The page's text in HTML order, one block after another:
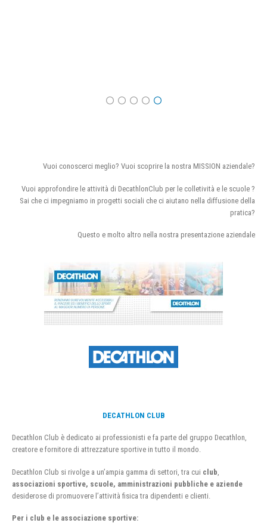
Vuoi conoscerci meglio? Vuoi scoprire la nostra MISSION aziendale?
Vuoi approfondire le attività di DecathlonClub per le colletività e le scuole ?
Sai che ci impegniamo in progetti sociali che ci aiutano nella diffusione della
pratica?
Questo e molto altro nella nostra presentazione aziendale
DECATHLON CLUB
Decathlon Club è dedicato ai professionisti e fa parte del gruppo Decathlon,
creatore e fornitore di attrezzature sportive in tutto il mondo.
Decathlon Club si rivolge a un’ampia gamma di settori, tra cui club
associazioni sportive, scuole, amministrazioni pubbliche e aziende
desiderose di promuovere l’attività fisica tra dipendenti e clienti.
Per i club e le associazione sportive: